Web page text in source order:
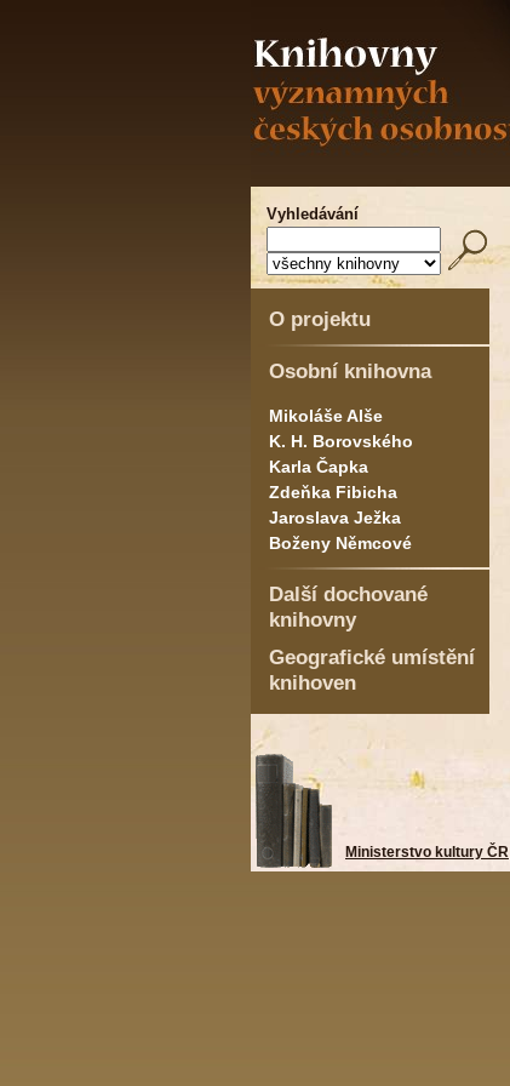
Vyhledávání
O projektu
Osobní knihovna
Mikoláše Alše
K. H. Borovského
Karla Čapka
Zdeňka Fibicha
Jaroslava Ježka
Boženy Němcové
Další dochované
knihovny
Geografické umístění
knihoven
Ministerstvo kultury ČR